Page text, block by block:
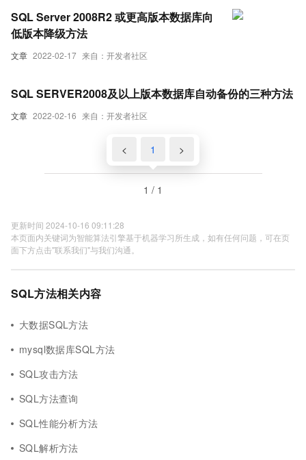
文章 2022-02-17 来自：开发者社区
SQL Server 2008R2 或更高版本数据库向
低版本降级方法
文章 2022-02-16 来自：开发者社区
SQL SERVER2008及以上版本数据库自动备份的三种方法
< 1 >
1 / 1
更新时间 2024-10-16 09:11:28
本页面内关键词为智能算法引擎基于机器学习所生成，如有任何问题，可在页
面下方点击"联系我们"与我们沟通。
SQL方法相关内容
大数据SQL方法
mysql数据库SQL方法
SQL攻击方法
SQL方法查询
SQL性能分析方法
SQL解析方法